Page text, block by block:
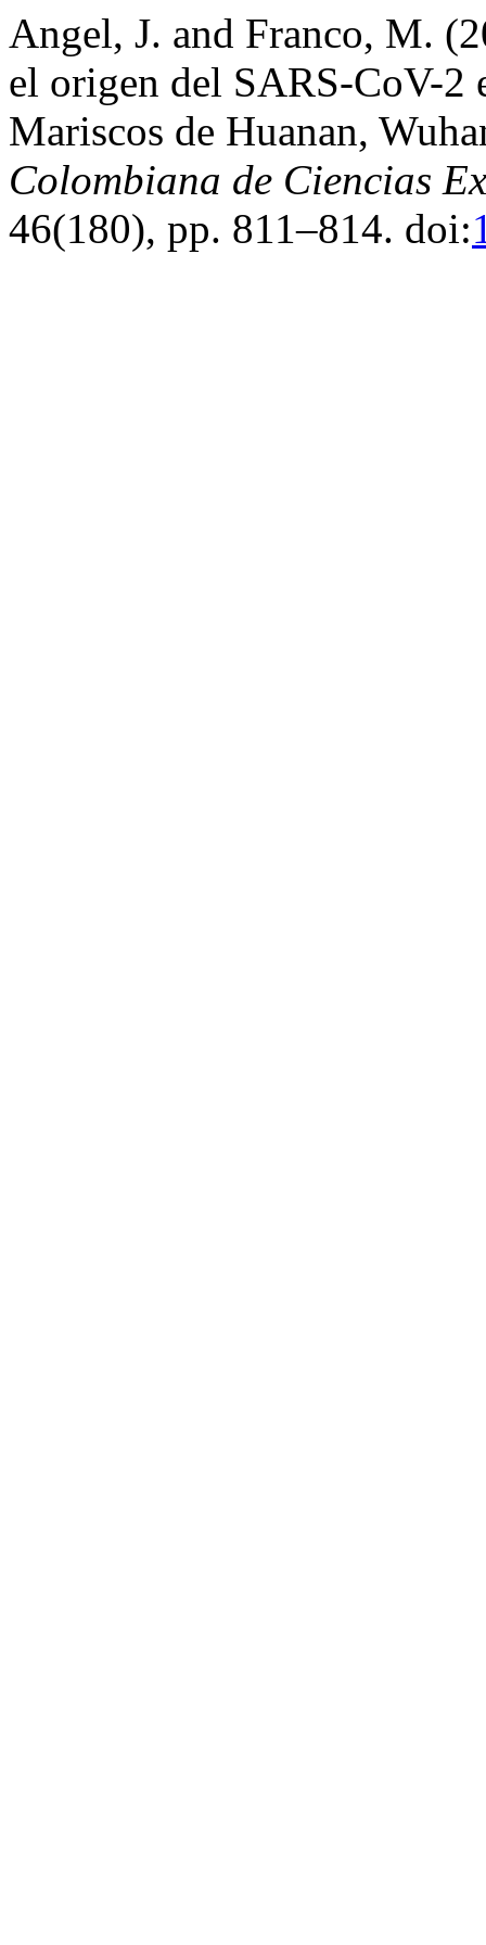
Angel, J. and Franco, M.
el origen del SARS-CoV-2
Mariscos de Huanan,
Colombiana de Ciencias
46(180), pp. 811–814. doi: